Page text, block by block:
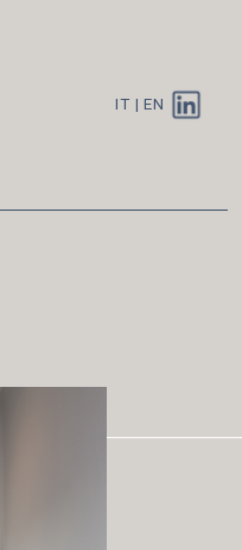
IT |EN